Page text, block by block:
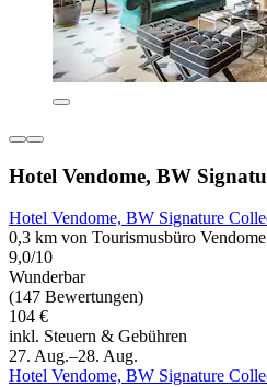
Hotel Vendome, BW
Hotel Vendome, BW Signature
0,3 km von Tourismusbüro
9,0/10
Wunderbar
(147 Bewertungen)
104 €
inkl. Steuern & Gebühren
27. Aug.–28. Aug.
Hotel Vendome, BW Signature